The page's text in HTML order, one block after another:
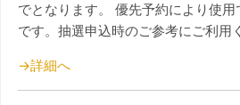
でとなります。 優先予約により使用
です。抽選申込時のご参考にご利用
→詳細へ